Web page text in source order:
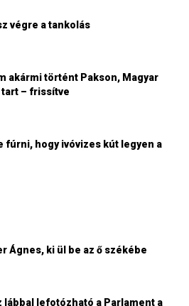
végre a tankolás
akármi történt Pakson, Magyar
tart – frissítve
fúrni, hogy ivóvizes kút legyen a
Ágnes, ki ül be az ő székébe
lábbal lefotózható a Parlament a